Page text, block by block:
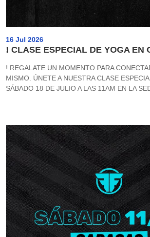
16 Jul 2026
! CLASE ESPECIAL DE YOGA EN
! REGALATE UN MOMENTO PARA
MISMO. ÚNETE A NUESTRA CLASE
SÁBADO 18 DE JULIO A LAS 11AM EN LA